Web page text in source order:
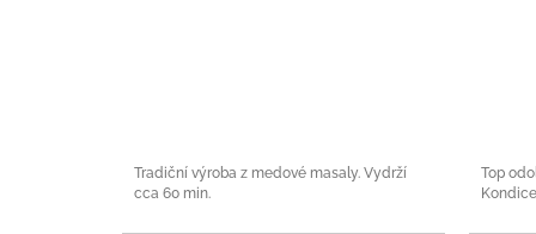
Tradiční výroba z medové masaly. Vydrží
cca 60 min.
Top